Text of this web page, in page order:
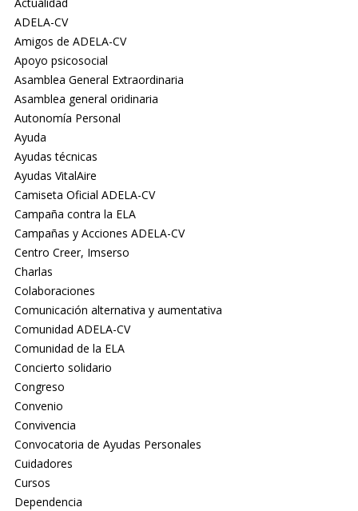
Actualidad
ADELA-CV
Amigos de ADELA-CV
Apoyo psicosocial
Asamblea General Extraordinaria
Asamblea general oridinaria
Autonomía Personal
Ayuda
Ayudas técnicas
Ayudas VitalAire
Camiseta Oficial ADELA-CV
Campaña contra la ELA
Campañas y Acciones ADELA-CV
Centro Creer, Imserso
Charlas
Colaboraciones
Comunicación alternativa y aumentativa
Comunidad ADELA-CV
Comunidad de la ELA
Concierto solidario
Congreso
Convenio
Convivencia
Convocatoria de Ayudas Personales
Cuidadores
Cursos
Dependencia